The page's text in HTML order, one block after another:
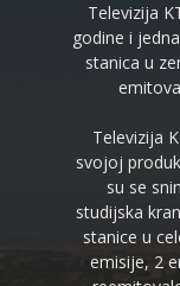
Televizija
godine i
stanica u
Televizija
svojoj
su se
studijska
stanice u
emisije, 2